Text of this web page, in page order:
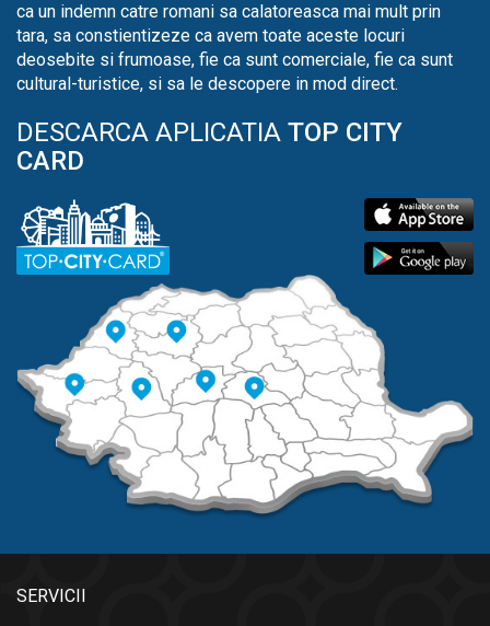
ca un indemn catre romani sa calatoreasca mai mult prin
tara, sa constientizeze ca avem toate aceste locuri
deosebite si frumoase, fie ca sunt comerciale, fie ca sunt
cultural-turistice, si sa le descopere in mod direct.
DESCARCA APLICATIA TOP CITY
CARD
SERVICII